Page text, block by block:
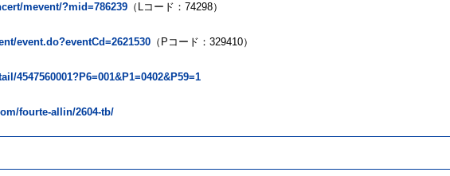
mevent/?mid=786239 （Lコード：74298）
event.do?eventCd=2621530 （Pコード：329410）
4547560001?P6=001&P1=0402&P59=1
fourte-allin/2604-tb/